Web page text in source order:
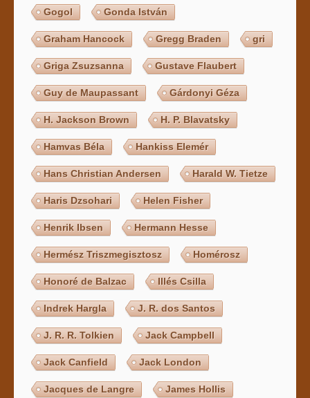
Gogol Gonda István
Graham Hancock Gregg Braden gri
Griga Zsuzsanna Gustave Flaubert
Guy de Maupassant Gárdonyi Géza
H. Jackson Brown H. P. Blavatsky
Hamvas Béla Hankiss Elemér
Hans Christian Andersen Harald W. Tietze
Haris Dzsohari Helen Fisher
Henrik Ibsen Hermann Hesse
Hermész Triszmegisztosz Homérosz
Honoré de Balzac Illés Csilla
Indrek Hargla J. R. dos Santos
J. R. R. Tolkien Jack Campbell
Jack Canfield Jack London
Jacques de Langre James Hollis